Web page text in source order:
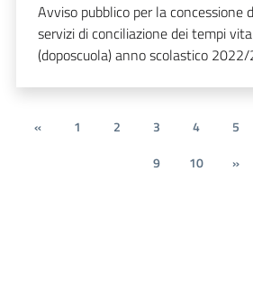
Avviso pubblico per la concessione
servizi di conciliazione dei tempi
(doposcuola) anno scolastico
« 1 2 3 4 5
9
10 »